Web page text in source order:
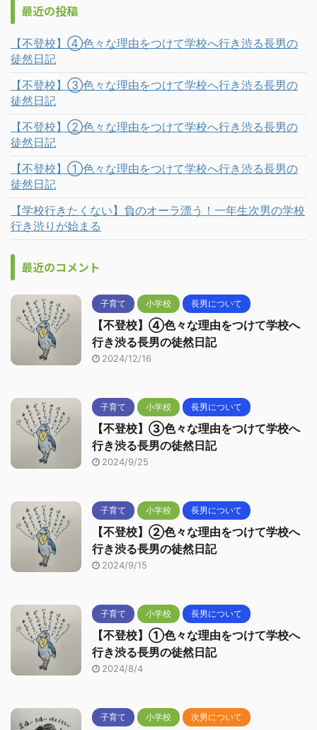
最近の投稿
【不登校】④色々な理由をつけて学校へ行き渋る長男の
徒然日記
【不登校】③色々な理由をつけて学校へ行き渋る長男の
徒然日記
【不登校】②色々な理由をつけて学校へ行き渋る長男の
徒然日記
【不登校】①色々な理由をつけて学校へ行き渋る長男の
徒然日記
【学校行きたくない】負のオーラ漂う！一年生次男の学校
行き渋りが始まる
最近のコメント
子育て 小学校 長男について
【不登校】④色々な理由をつけて学校へ
行き渋る長男の徒然日記
2024/12/16
子育て 小学校 長男について
【不登校】③色々な理由をつけて学校へ
行き渋る長男の徒然日記
2024/9/25
子育て 小学校 長男について
【不登校】②色々な理由をつけて学校へ
行き渋る長男の徒然日記
2024/9/15
子育て 小学校 長男について
【不登校】①色々な理由をつけて学校へ
行き渋る長男の徒然日記
2024/8/4
子育て 小学校 次男について